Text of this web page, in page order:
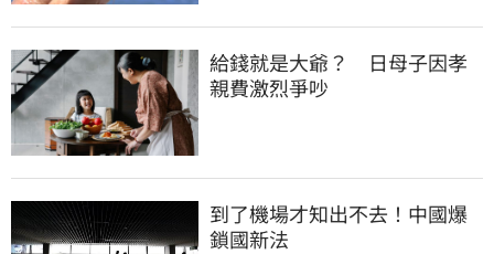
給錢就是大爺？　日母子因孝
親費激烈爭吵
到了機場才知出不去！中國爆
鎖國新法